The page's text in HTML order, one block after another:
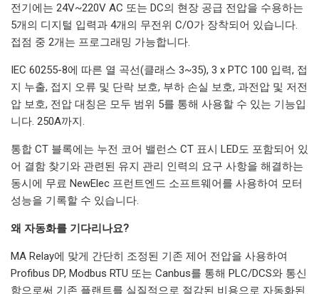
전기에는 24V~220V AC 또는 DC의 현장 공급 전압을 수용하는
5개의 디지털 입력과 4개의 무전위 C/O가 장착되어 있습니다.
접점 중 2개는 프로그래밍 가능합니다.
IEC 60255-8에 따른 열 곡선(클래스 3~35), 3 x PTC 100 입력, 접
지 누출, 접지 오류 및 단락 보호, 부하 손실 보호, 과전압 및 저전
압 보호, 전압 대칭은 모두 범위 5를 통해 사용할 수 있는 기능입
니다. 250A까지.
통합 CT 블록에는 누전 코어 밸런스 CT 표시 LED도 포함되어 있
어 결함 찾기와 관련된 유지 관리 인력의 요구 사항을 해결하는
동시에 무료 NewElec 프런트엔드 소프트웨어를 사용하여 모터
성능을 기록할 수 있습니다.
왜 자동화를 기다리나요?
MA Relay에 맞게 간단히 조정된 기존 제어 전압을 사용하여
Profibus DP, Modbus RTU 또는 Canbus를 통해 PLC/DCS와 통신
함으로써 기존 플랜트를 실질적으로 절감된 비용으로 자동화된